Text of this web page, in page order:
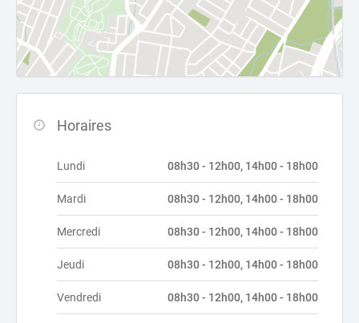
Horaires
Lundi 08h30 - 12h00, 14h00 - 18h00
Mardi 08h30 - 12h00, 14h00 - 18h00
Mercredi 08h30 - 12h00, 14h00 - 18h00
Jeudi 08h30 - 12h00, 14h00 - 18h00
Vendredi 08h30 - 12h00, 14h00 - 18h00